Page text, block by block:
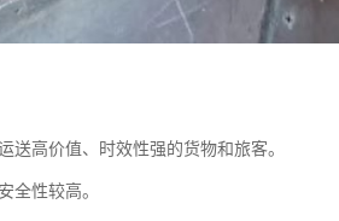
送高价值、时效性强的货物和旅客。
全性较高。